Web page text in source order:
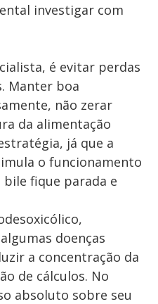
investigar com
é evitar perdas
Manter boa
não zerar
da alimentação
já que a
o funcionamento
bile fique parada e
doenças
a concentração da
de cálculos. No
absoluto sobre seu